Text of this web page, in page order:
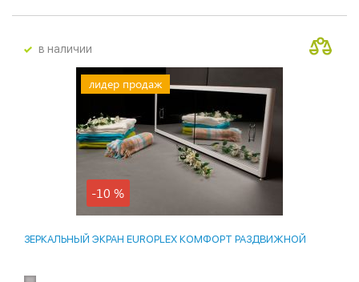
в наличии
лидер продаж
-10 %
ЗЕРКАЛЬНЫЙ ЭКРАН EUROPLEX КОМФОРТ РАЗДВИЖНОЙ